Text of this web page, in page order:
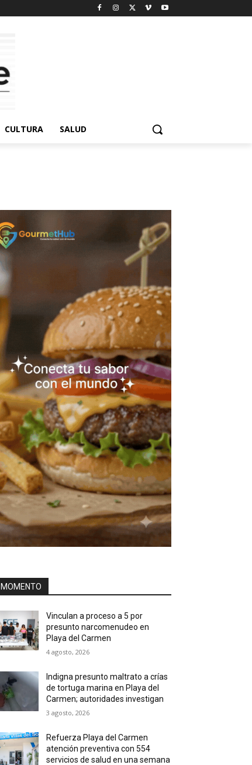
CULTURA SALUD
Vinculan a proceso a 5 por
presunto narcomenudeo en
Playa del Carmen
4 agosto, 2026
Indigna presunto maltrato a crías
de tortuga marina en Playa del
Carmen; autoridades investigan
3 agosto, 2026
Refuerza Playa del Carmen
atención preventiva con 554
servicios de salud en una semana